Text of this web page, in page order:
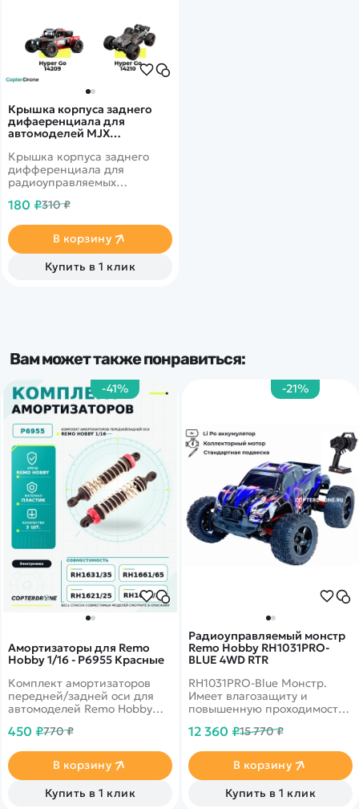
Крышка корпуса заднего
дифaеренциала для
автомоделей MJX
Крышка корпуса заднего
дифференциала для
радиоуправляемых
1/14.
180 ₽310 ₽
В корзину
Купить в 1 клик
Вам может также понравиться:
-21%
Радиоуправляемый монстр
Remo Hobby RH1031PRO-
BLUE 4WD RTR
RH1031PRO-Blue Монстр.
Имеет влагозащиту и
повышенную проходимость.
масштаб 1:10
12 360 ₽15 770 ₽
В корзину
Купить в 1 клик
-41%
Амортизаторы для Remo
Hobby 1/16 - P6955 Красные
Комплект амортизаторов
передней/задней оси для
автомоделей Remo Hobby
450 ₽770 ₽
В корзину
Купить в 1 клик